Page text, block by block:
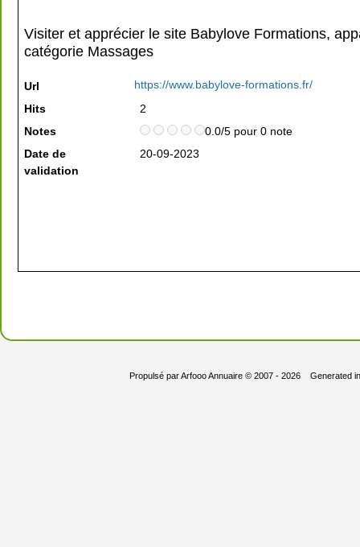
Visiter et apprécier le site Babylove Formations,
catégorie Massages
Url
https://www.babylove-formations.fr/
Hits
2
Notes
0.0/5 pour 0 note
Date de
validation
20-09-2023
Propulsé parArfooo Annuaire© 2007 - 2026 Generated